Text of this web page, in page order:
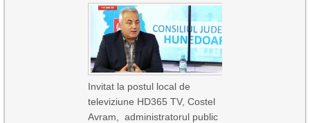
Invitat la postul local de
televiziune HD365 TV, Costel
Avram, administratorul public